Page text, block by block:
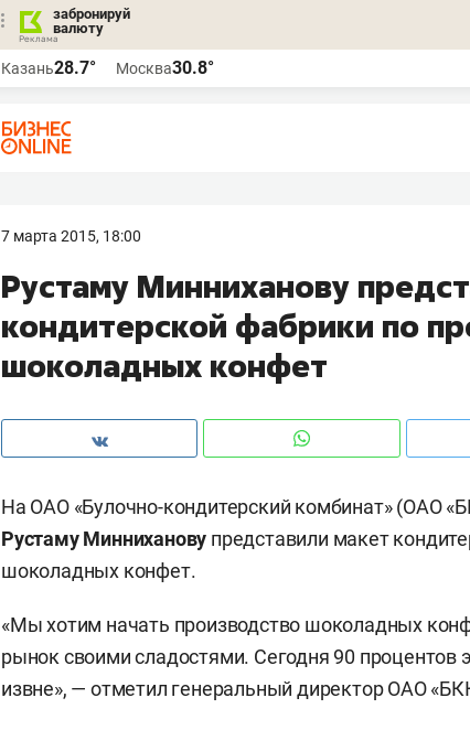
забронируй
валюту
Казань28.7° Москва30.8°
7 марта 2015, 18:00
Рустаму Минниханову
кондитерской фабрики по
шоколадных конфет
На ОАО «Булочно-кондитерский комбинат» (ОАО
Рустаму Минниханову представили макет
шоколадных конфет.
«Мы хотим начать производство шоколадных
рынок своими сладостями. Сегодня 90 процентов
извне», — отметил генеральный директор ОАО